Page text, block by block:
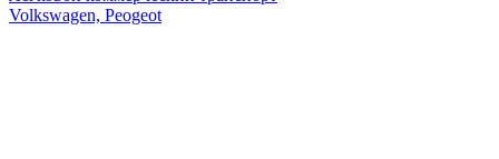
Volkswagen, Peogeot